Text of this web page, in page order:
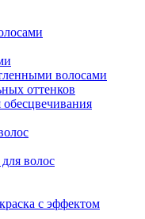
волосами
оттенков
волос
с эффектом